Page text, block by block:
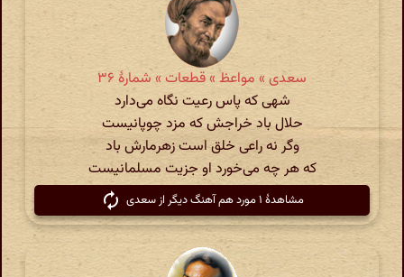
سعدی » مواعظ » قطعات » شمارهٔ ۳۶
شهی که پاس رعیت نگاه می‌دارد
حلال باد خراجش که مزد چوپانیست
وگر نه راعی خلق است زهرمارش باد
که هر چه می‌خورد او جزیت مسلمانیست
مشاهدهٔ ۱ مورد هم آهنگ دیگر از سعدی